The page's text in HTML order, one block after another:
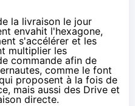
la livraison le jour
envahit l'hexagone,
s'accélérer et les
multiplier les
commande afin de
comme le font
proposent à la fois de
mais aussi des Drive et
directe.